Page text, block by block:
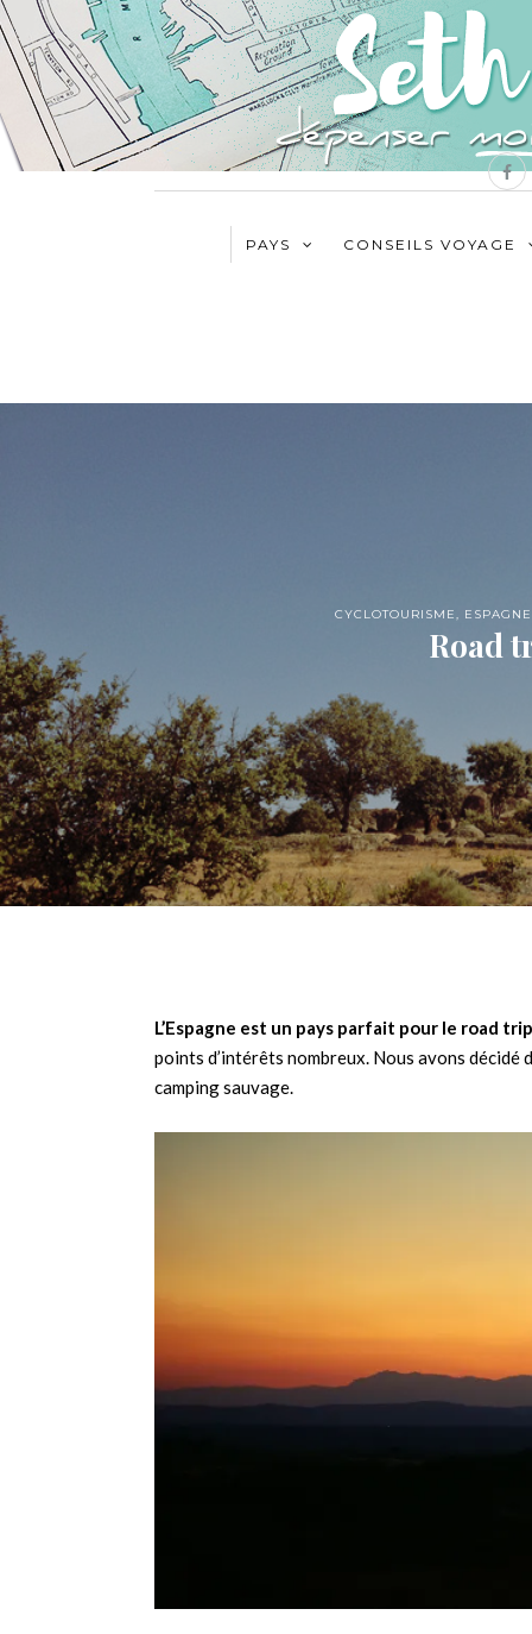
PAYS CONSEILS VOYAGE
CYCLOTOURISME, ESPAGNE
Road
L’Espagne est un pays parfait pour le road trip
points d’intérêts nombreux. Nous avons
camping sauvage.